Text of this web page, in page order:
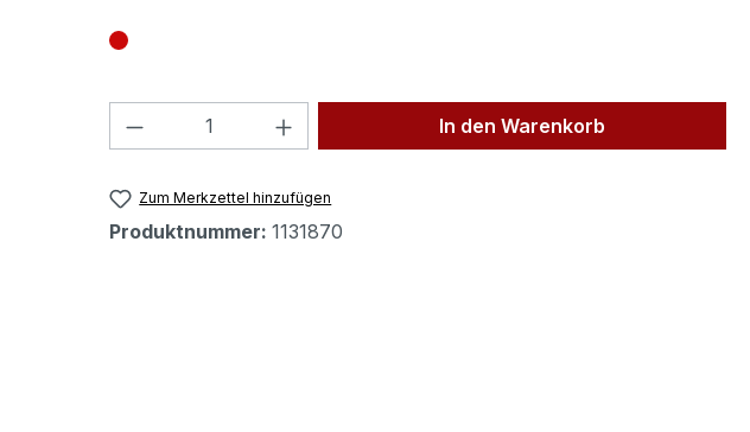
Produkt Anzahl: Gib den gewünschten Wert
In den Warenkorb
Zum Merkzettel hinzufügen
Produktnummer: 1131870